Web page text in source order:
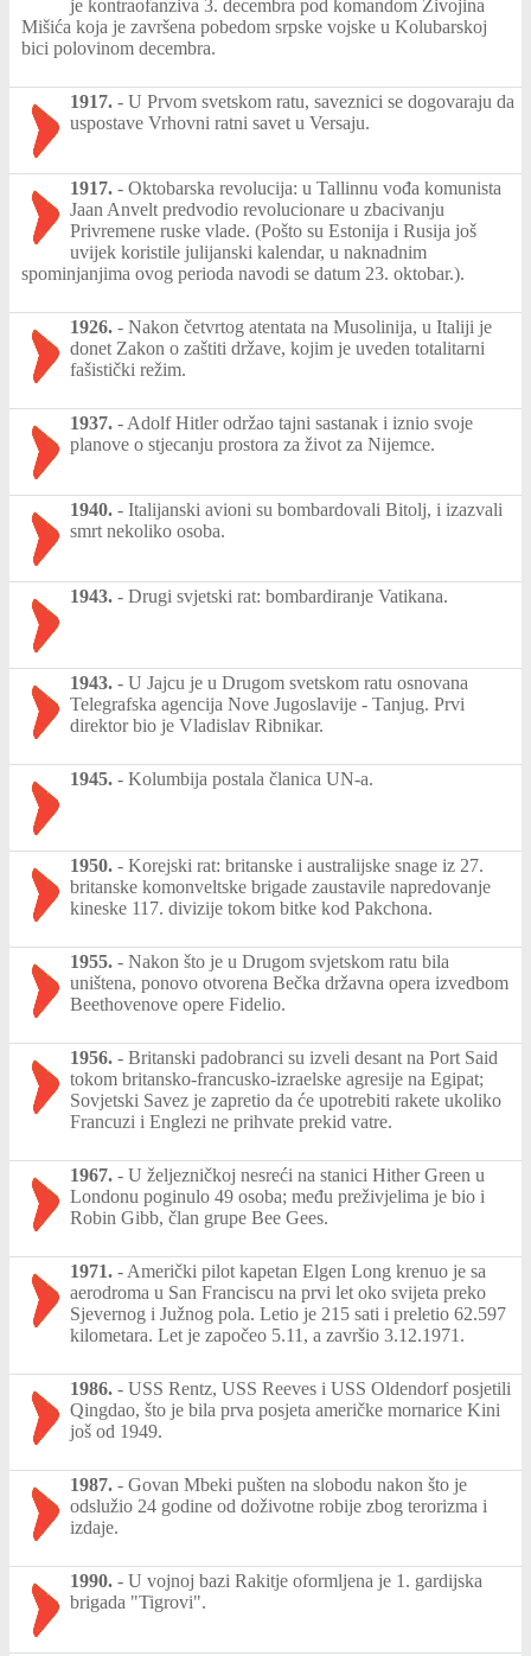
je kontraofanziva 3. decembra pod komandom Živojina
Mišića koja je završena pobedom srpske vojske u Kolubarskoj
bici polovinom decembra.
1917. - U Prvom svetskom ratu, saveznici se dogovaraju da
uspostave Vrhovni ratni savet u Versaju.
1917. - Oktobarska revolucija: u Tallinnu vođa komunista
Jaan Anvelt predvodio revolucionare u zbacivanju
Privremene ruske vlade. (Pošto su Estonija i Rusija još
uvijek koristile julijanski kalendar, u naknadnim
spominjanjima ovog perioda navodi se datum 23. oktobar.).
1926. - Nakon četvrtog atentata na Musolinija, u Italiji je
donet Zakon o zaštiti države, kojim je uveden totalitarni
fašistički režim.
1937. - Adolf Hitler održao tajni sastanak i iznio svoje
planove o stjecanju prostora za život za Nijemce.
1940. - Italijanski avioni su bombardovali Bitolj, i izazvali
smrt nekoliko osoba.
1943. - Drugi svjetski rat: bombardiranje Vatikana.
1943. - U Jajcu je u Drugom svetskom ratu osnovana
Telegrafska agencija Nove Jugoslavije - Tanjug. Prvi
direktor bio je Vladislav Ribnikar.
1945. - Kolumbija postala članica UN-a.
1950. - Korejski rat: britanske i australijske snage iz 27.
britanske komonveltske brigade zaustavile napredovanje
kineske 117. divizije tokom bitke kod Pakchona.
1955. - Nakon što je u Drugom svjetskom ratu bila
uništena, ponovo otvorena Bečka državna opera izvedbom
Beethovenove opere Fidelio.
1956. - Britanski padobranci su izveli desant na Port Said
tokom britansko-francusko-izraelske agresije na Egipat;
Sovjetski Savez je zapretio da će upotrebiti rakete ukoliko
Francuzi i Englezi ne prihvate prekid vatre.
1967. - U željezničkoj nesreći na stanici Hither Green u
Londonu poginulo 49 osoba; među preživjelima je bio i
Robin Gibb, član grupe Bee Gees.
1971. - Američki pilot kapetan Elgen Long krenuo je sa
aerodroma u San Franciscu na prvi let oko svijeta preko
Sjevernog i Južnog pola. Letio je 215 sati i preletio 62.597
kilometara. Let je započeo 5.11, a završio 3.12.1971.
1986. - USS Rentz, USS Reeves i USS Oldendorf posjetili
Qingdao, što je bila prva posjeta američke mornarice Kini
još od 1949.
1987. - Govan Mbeki pušten na slobodu nakon što je
odslužio 24 godine od doživotne robije zbog terorizma i
izdaje.
1990. - U vojnoj bazi Rakitje oformljena je 1. gardijska
brigada "Tigrovi".